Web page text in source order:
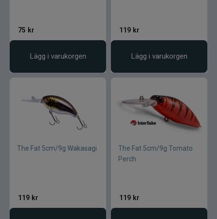
75 kr
Lägg i varukorgen
119 kr
Lägg i varukorgen
The Fat 5cm/9g Wakasagi
119 kr
The Fat 5cm/9g Tomato
Perch
119 kr